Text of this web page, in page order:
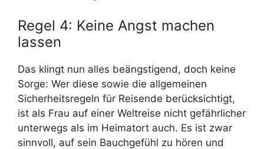
Regel 4: Keine Angst machen
lassen
Das klingt nun alles beängstigend, doch keine
Sorge: Wer diese sowie die allgemeinen
Sicherheitsregeln für Reisende berücksichtigt,
ist als Frau auf einer Weltreise nicht gefährlicher
unterwegs als im Heimatort auch. Es ist zwar
sinnvoll, auf sein Bauchgefühl zu hören und